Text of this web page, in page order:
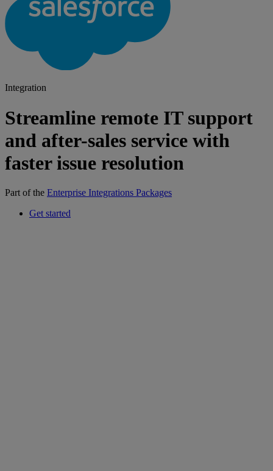
Integration
Streamline remote IT support
and after-sales service with
faster issue resolution
Part of the Enterprise Integrations Packages
Get started